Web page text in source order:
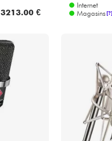
3213.00 €
Internet
Magasins[?]